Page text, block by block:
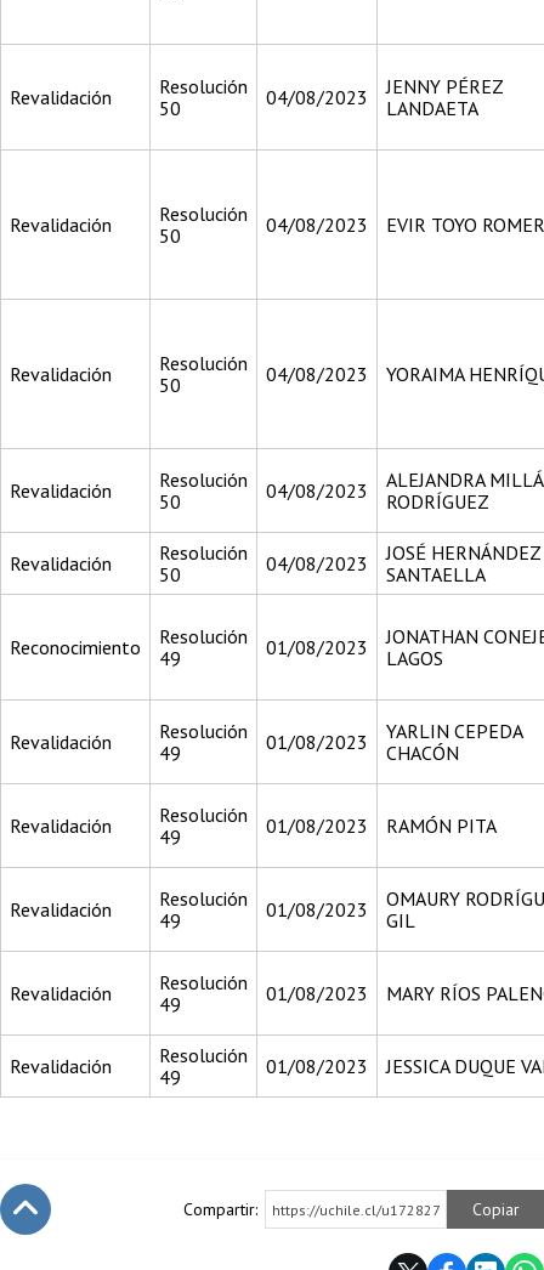
Revalidación
Resolución
50
04/08/2023
JENNY PÉREZ
LANDAETA
Revalidación
Resolución
50
04/08/2023 EVIR TOYO
Revalidación
Resolución
50
04/08/2023 YORAIMA
Revalidación
Resolución
50
04/08/2023
ALEJANDRA
RODRÍGUEZ
Revalidación
Resolución
50
04/08/2023
JOSÉ HERNÁNDEZ
SANTAELLA
Reconocimiento
Resolución
49
01/08/2023
JONATHAN
LAGOS
Revalidación
Resolución
49
01/08/2023
YARLIN CEPEDA
CHACÓN
Revalidación
Resolución
49
01/08/2023 RAMÓN PITA
Revalidación
Resolución
49
01/08/2023
OMAURY
GIL
Revalidación
Resolución
49
01/08/2023 MARY RÍOS
Revalidación
Resolución
49
01/08/2023 JESSICA DUQUE
Compartir: https://uchile.cl/u172827 Copiar